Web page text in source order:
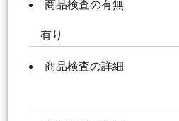
商品検査の有無
有り
商品検査の詳細